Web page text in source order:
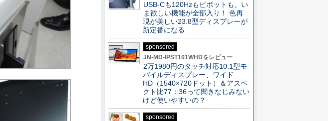
USB-Cも120Hzもピボットも。い
ま欲しい機能が全部入り！ 色再
現が美しい23.8型ディスプレーが
新定番になる
sponsored
JN-MD-IPST101WHDをレビュー
2万1980円のタッチ対応10.1型モ
バイルディスプレー、ワイド
HD（1540×720ドット）＆アスペ
クト比77：36って聞きなじみない
けど使いやすいの？
sponsored